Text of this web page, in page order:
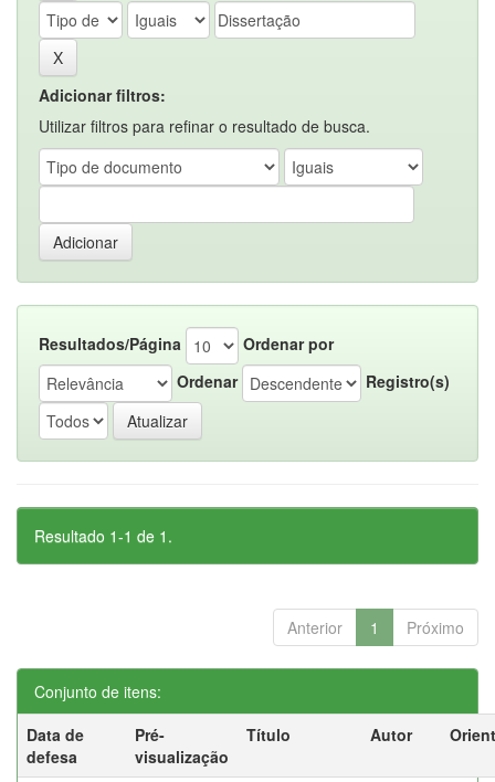
Adicionar filtros:
Utilizar filtros para refinar o resultado de busca.
Resultados/Página
Ordenar por
Ordenar
Registro(s)
Resultado 1-1 de 1.
Anterior 1 Próximo
Conjunto de itens:
Data de
defesa
Pré-
visualização
Título Autor